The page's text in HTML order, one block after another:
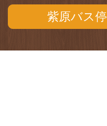
紫原バス停